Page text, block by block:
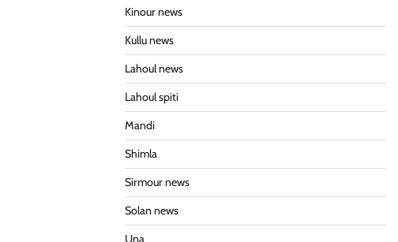
Kinour news
Kullu news
Lahoul news
Lahoul spiti
Mandi
Shimla
Sirmour news
Solan news
Una